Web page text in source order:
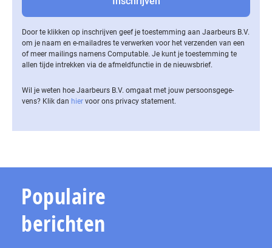
Door te klikken op inschrijven geef je toestemming aan Jaarbeurs B.V.
om je naam en e-mailadres te verwerken voor het verzenden van een
of meer mailings namens Computable. Je kunt je toestemming te
allen tijde intrekken via de af­meld­func­tie in de nieuwsbrief.
Wil je weten hoe Jaarbeurs B.V. omgaat met jouw per­soons­ge­ge­
vens? Klik dan hier voor ons privacy statement.
Populaire
berichten